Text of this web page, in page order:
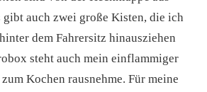
gibt auch zwei große Kisten, die ich
dem Fahrersitz hinausziehen
steht auch mein einflammiger
Kochen rausnehme. Für meine